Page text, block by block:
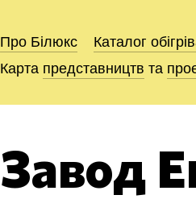
Про Білюкс Каталог
Карта представництв та
Про Білюкс Каталог
Карта представництв та
Завод